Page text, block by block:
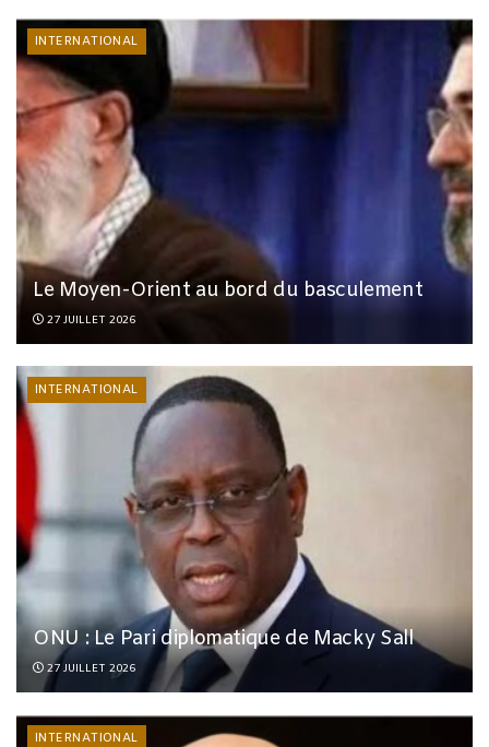
INTERNATIONAL
Le Moyen-Orient au bord du basculement
27 JUILLET 2026
INTERNATIONAL
ONU : Le Pari diplomatique de Macky Sall
27 JUILLET 2026
INTERNATIONAL